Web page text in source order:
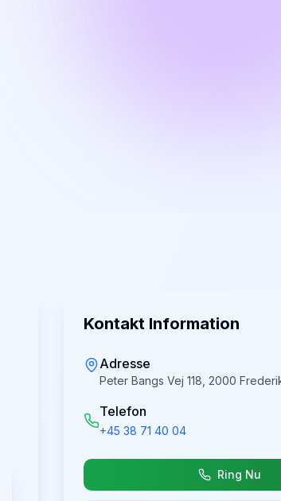
Kontakt Information
Adresse
Peter Bangs Vej 118, 2000
Telefon
+45 38 71 40 04
Ring Nu